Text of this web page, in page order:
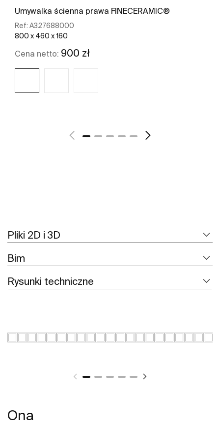
Umywalka ścienna prawa FINECERAMIC®
Ref: A327688000
800 x 460 x 160
Cena netto: 900 zł
Pliki 2D i 3D
Bim
Rysunki techniczne
Ona